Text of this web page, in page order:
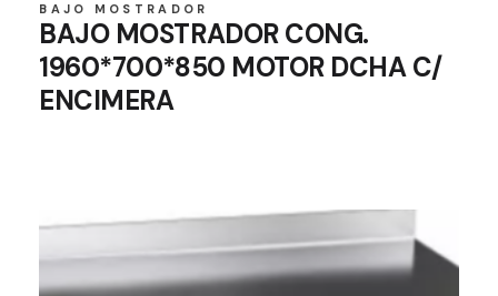
BAJO MOSTRADOR
BAJO MOSTRADOR CONG.
1960*700*850 MOTOR DCHA C/
ENCIMERA